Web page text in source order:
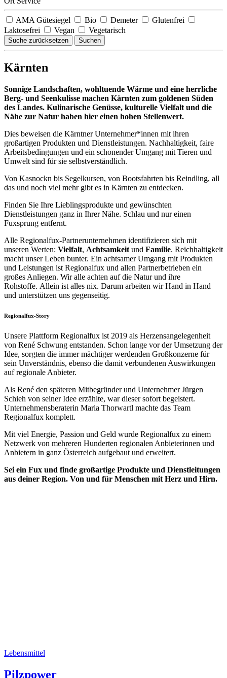
AMA Gütesiegel Bio Demeter
Glutenfrei
Laktosefrei
Vegan Vegetarisch
Suche zurücksetzen Suchen
Kärnten
Sonnige Landschaften, wohltuende Wärme und eine herrliche
Berg- und Seenkulisse machen Kärnten zum goldenen Süden
des Landes. Kulinarische Genüsse, kulturelle Vielfalt und die
Nähe zur Natur haben hier einen hohen Stellenwert.
Dies beweisen die Kärntner Unternehmer*innen mit ihren
großartigen Produkten und Dienstleistungen. Nachhaltigkeit, faire
Arbeitsbedingungen und ein schonender Umgang mit Tieren und
Umwelt sind für sie selbstverständlich.
Von Kasnockn bis Segelkursen, von Bootsfahrten bis Reindling, all
das und noch viel mehr gibt es in Kärnten zu entdecken.
Finden Sie Ihre Lieblingsprodukte und gewünschten
Dienstleistungen ganz in Ihrer Nähe. Schlau und nur einen
Fuxsprung entfernt.
Alle Regionalfux-Partnerunternehmen identifizieren sich mit
unseren Werten: Vielfalt, Achtsamkeit und Familie. Reichhaltigkeit
macht unser Leben bunter. Ein achtsamer Umgang mit Produkten
und Leistungen ist Regionalfux und allen Partnerbetrieben ein
großes Anliegen. Wir alle achten auf die Natur und ihre
Rohstoffe. Allein ist alles nix. Darum arbeiten wir Hand in Hand
und unterstützen uns gegenseitig.
Regionalfux-Story
Unsere Plattform Regionalfux ist 2019 als Herzensangelegenheit
von René Schwung entstanden. Schon lange vor der Umsetzung der
Idee, sorgten die immer mächtiger werdenden Großkonzerne für
sein Unverständnis, ebenso die damit verbundenen Auswirkungen
auf regionale Anbieter.
Als René den späteren Mitbegründer und Unternehmer Jürgen
Schieh von seiner Idee erzählte, war dieser sofort begeistert.
Unternehmensberaterin Maria Thorwartl machte das Team
Regionalfux komplett.
Mit viel Energie, Passion und Geld wurde Regionalfux zu einem
Netzwerk von mehreren Hunderten regionalen Anbieterinnen und
Anbietern in ganz Österreich aufgebaut und erweitert.
Sei ein Fux und finde großartige Produkte und Dienstleitungen
aus deiner Region. Von und für Menschen mit Herz und Hirn.
Lebensmittel
Pilzpower